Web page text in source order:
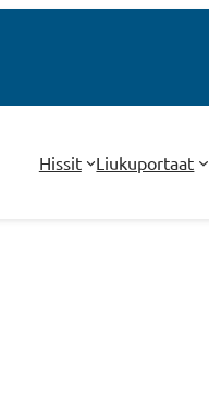
Hissit Liukuportaat